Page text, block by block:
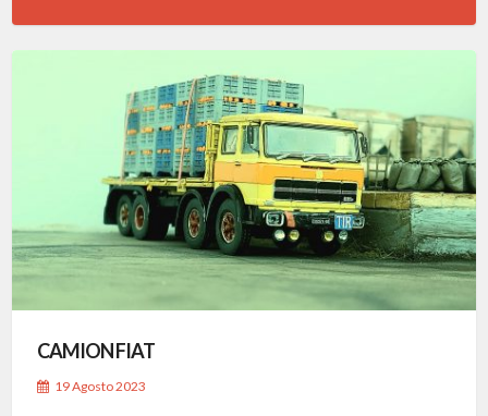
CAMION FIAT
19 Agosto 2023